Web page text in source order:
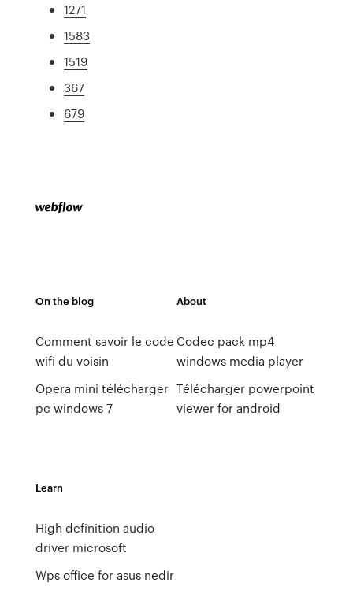
1271
1583
1519
367
679
On the blog
Comment savoir le code
wifi du voisin
Opera mini télécharger
pc windows 7
About
Codec pack mp4
windows media player
Télécharger powerpoint
viewer for android
Learn
High definition audio
driver microsoft
Wps office for asus nedir